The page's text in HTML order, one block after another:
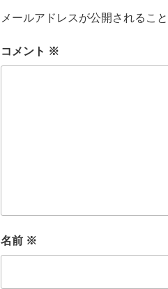
メールアドレスが公開されるこ
コメント ※
名前 ※